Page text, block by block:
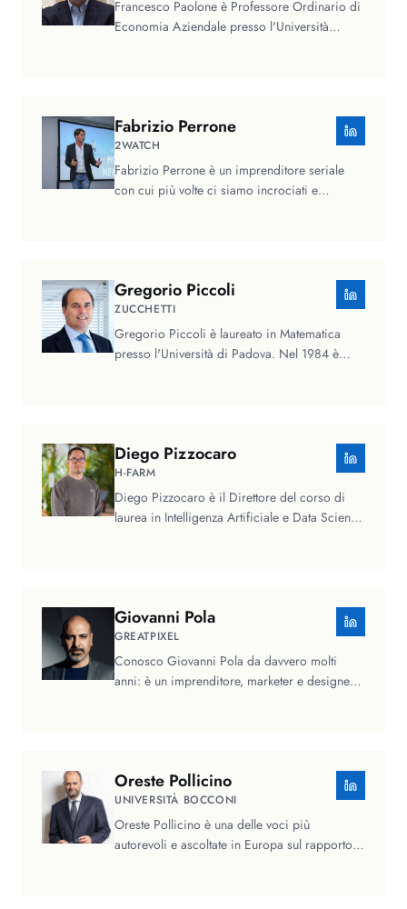
Francesco Paolone è Professore Ordinario di
Economia Aziendale presso l'Università
Fabrizio Perrone
2WATCH
Fabrizio Perrone è un imprenditore seriale
con cui più volte ci siamo incrociati e
Gregorio Piccoli
ZUCCHETTI
Gregorio Piccoli è laureato in Matematica
presso l'Università di Padova. Nel 1984 è
Diego Pizzocaro
H-FARM
Diego Pizzocaro è il Direttore del corso di
laurea in Intelligenza Artificiale e Data Science
Giovanni Pola
GREATPIXEL
Conosco Giovanni Pola da davvero molti
anni: è un imprenditore, marketer e designer
Oreste Pollicino
UNIVERSITÀ BOCCONI
Oreste Pollicino è una delle voci più
autorevoli e ascoltate in Europa sul rapporto